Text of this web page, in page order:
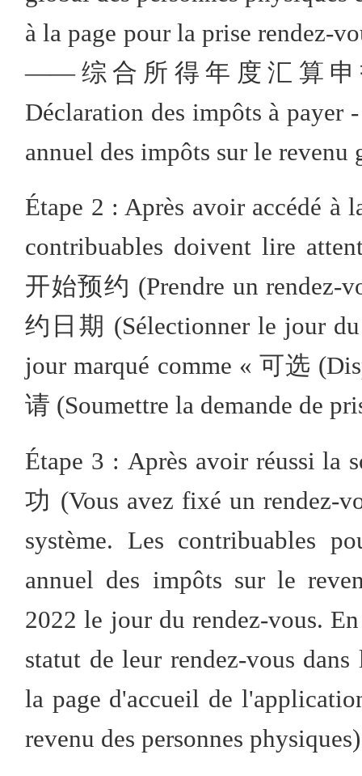
à la page pour la prise
——综合所得年度汇算申
Déclaration des impôts à payer
annuel des impôts sur le revenu
Étape 2 : Après avoir accédé à
contribuables doivent lire
开始预约 (Prendre un rendez-
约日期 (Sélectionner le jour du
jour marqué comme « 可选
请 (Soumettre la demande de
Étape 3 : Après avoir réussi
功 (Vous avez fixé un rendez-
système. Les contribuables
annuel des impôts sur le
2022 le jour du rendez-vous.
statut de leur rendez-vous
la page d'accueil de
revenu des personnes